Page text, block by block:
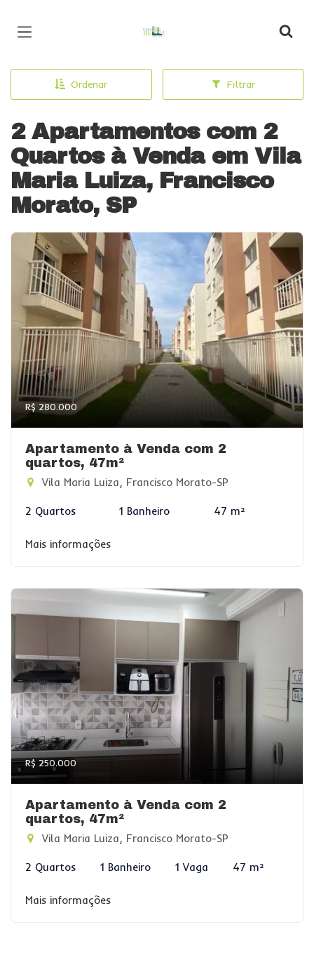
Ordenar Filtrar
2 Apartamentos com 2
Quartos à Venda em Vila
Maria Luiza, Francisco
Morato, SP
R$ 280.000
Apartamento à Venda com 2
quartos, 47m²
Vila Maria Luiza, Francisco Morato-SP
2 Quartos 1 Banheiro 47 m²
Mais informações
R$ 250.000
Apartamento à Venda com 2
quartos, 47m²
Vila Maria Luiza, Francisco Morato-SP
2 Quartos 1 Banheiro 1 Vaga 47 m²
Mais informações